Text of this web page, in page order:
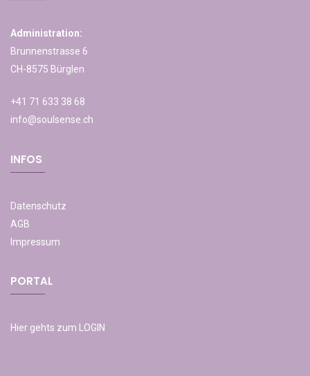
Administration:
Brunnenstrasse 6
CH-8575 Bürglen
+41 71 633 38 68
info@soulsense.ch
INFOS
Datenschutz
AGB
Impressum
PORTAL
Hier gehts zum LOGIN